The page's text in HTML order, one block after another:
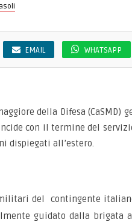
EMAIL WHATSAPP
della Difesa (CaSMD)
con il termine del
dispiegati all’estero.
militari delcontingente
guidato dalla brigata